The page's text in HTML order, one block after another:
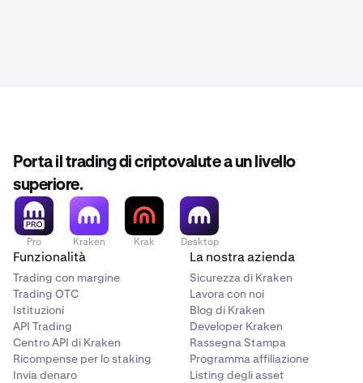
Porta il trading di criptovalute a un livello
superiore.
Pro Kraken Krak Desktop
Funzionalità
Trading con margine
Trading OTC
Istituzioni
API Trading
Centro API di Kraken
Ricompense per lo staking
Invia denaro
La nostra azienda
Sicurezza di Kraken
Lavora con noi
Blog di Kraken
Developer Kraken
Rassegna Stampa
Programma affiliazione
Listing degli asset